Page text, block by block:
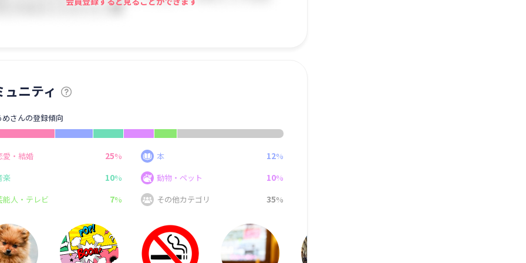
ュニティ
さんの登録傾向
愛・結婚 25% 本 12%
楽
10% 動物・ペット 10%
能人・テレビ
7% その他カテゴリ 35%